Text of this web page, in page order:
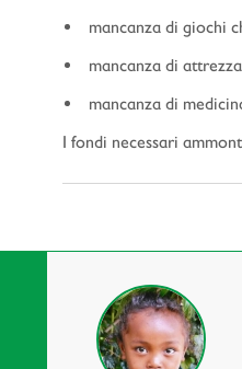
mancanza di giochi
mancanza di
mancanza di
I fondi necessari